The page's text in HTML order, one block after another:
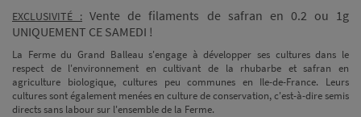
EXCLUSIVITÉ : Vente de filaments de safran en 0.2 ou 1g
UNIQUEMENT CE SAMEDI !
La Ferme du Grand Balleau s'engage à développer ses cultures dans le
respect de l'environnement en cultivant de la rhubarbe et safran en
agriculture biologique, cultures peu communes en Ile-de-France. Leurs
cultures sont également menées en culture de conservation, c'est-à-dire semis
directs sans labour sur l'ensemble de la Ferme.